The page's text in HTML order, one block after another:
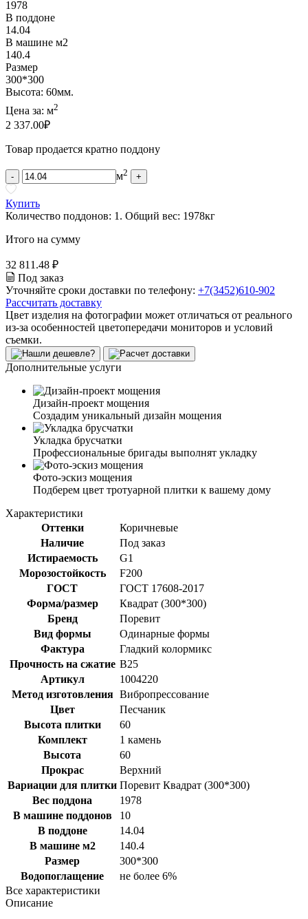
1978
В поддоне
14.04
В машине м2
140.4
Размер
300*300
Высота: 60мм.
Цена за: м2
2 337.00₽
Товар продается кратно поддону
- м2 +
Купить
Количество поддонов: 1 . Общий вес: 1978кг
Итого на сумму
32 811.48 ₽
Под заказ
Уточняйте сроки доставки по телефону: +7(3452)610-902
Рассчитать доставку
Цвет изделия на фотографии может отличаться от реального
из-за особенностей цветопередачи мониторов и условий
съемки.
Дополнительные услуги
Дизайн-проект мощения
Создадим уникальный дизайн мощения
Укладка брусчатки
Профессиональные бригады выполнят укладку
Фото-эскиз мощения
Подберем цвет тротуарной плитки к вашему дому
Характеристики
Оттенки
Коричневые
Наличие
Под заказ
Истираемость
G1
Морозостойкость
F200
ГОСТ
ГОСТ 17608-2017
Форма/размер
Квадрат (300*300)
Бренд
Поревит
Вид формы
Одинарные формы
Фактура
Гладкий колормикс
Прочность на сжатие B25
Артикул
1004220
Метод изготовления Вибропрессование
Цвет
Песчаник
Высота плитки
60
Комплект
1 камень
Высота
60
Прокрас
Верхний
Вариации для плитки Поревит Квадрат (300*300)
Вес поддона
1978
В машине поддонов
10
В поддоне
14.04
В машине м2
140.4
Размер
300*300
Водопоглащение
не более 6%
Все характеристики
Описание